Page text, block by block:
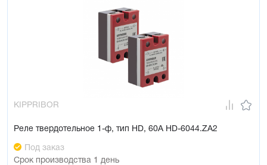
KIPPRIBOR
Реле твердотельное 1-ф, тип HD, 60А HD-6044.ZA2
Под заказ
Срок производства 1 день